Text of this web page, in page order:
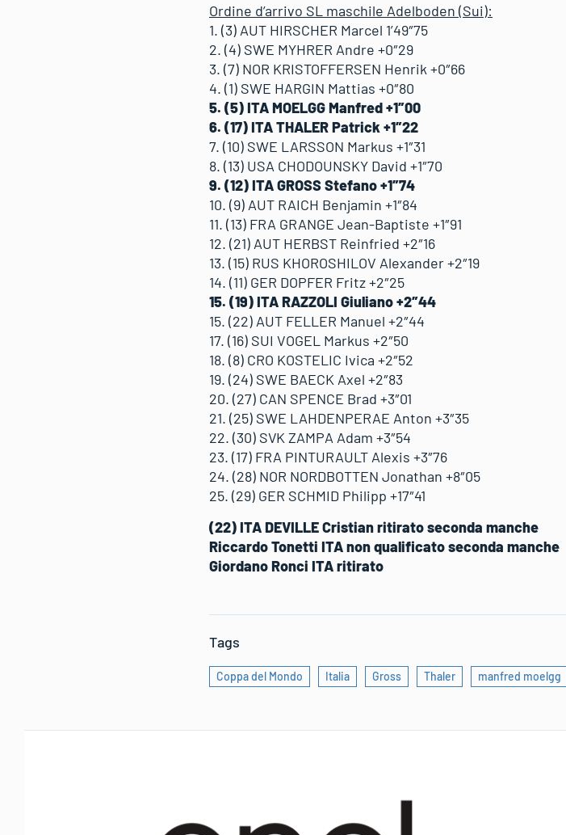
Ordine d’arrivo SL maschile Adelboden (Sui):
1. (3) AUT HIRSCHER Marcel 1’49″75
2. (4) SWE MYHRER Andre +0″29
3. (7) NOR KRISTOFFERSEN Henrik +0″66
4. (1) SWE HARGIN Mattias +0″80
5. (5) ITA MOELGG Manfred +1″00
6. (17) ITA THALER Patrick +1″22
7. (10) SWE LARSSON Markus +1″31
8. (13) USA CHODOUNSKY David +1″70
9. (12) ITA GROSS Stefano +1″74
10. (9) AUT RAICH Benjamin +1″84
11. (13) FRA GRANGE Jean-Baptiste +1″91
12. (21) AUT HERBST Reinfried +2″16
13. (15) RUS KHOROSHILOV Alexander +2″19
14. (11) GER DOPFER Fritz +2″25
15. (19) ITA RAZZOLI Giuliano +2″44
15. (22) AUT FELLER Manuel +2″44
17. (16) SUI VOGEL Markus +2″50
18. (8) CRO KOSTELIC Ivica +2″52
19. (24) SWE BAECK Axel +2″83
20. (27) CAN SPENCE Brad +3″01
21. (25) SWE LAHDENPERAE Anton +3″35
22. (30) SVK ZAMPA Adam +3″54
23. (17) FRA PINTURAULT Alexis +3″76
24. (28) NOR NORDBOTTEN Jonathan +8″05
25. (29) GER SCHMID Philipp +17″41
(22) ITA DEVILLE Cristian ritirato seconda manche
Riccardo Tonetti ITA non qualificato seconda manche
Giordano Ronci ITA ritirato
Tags
Coppa del Mondo Italia Gross Thaler manfred moelgg